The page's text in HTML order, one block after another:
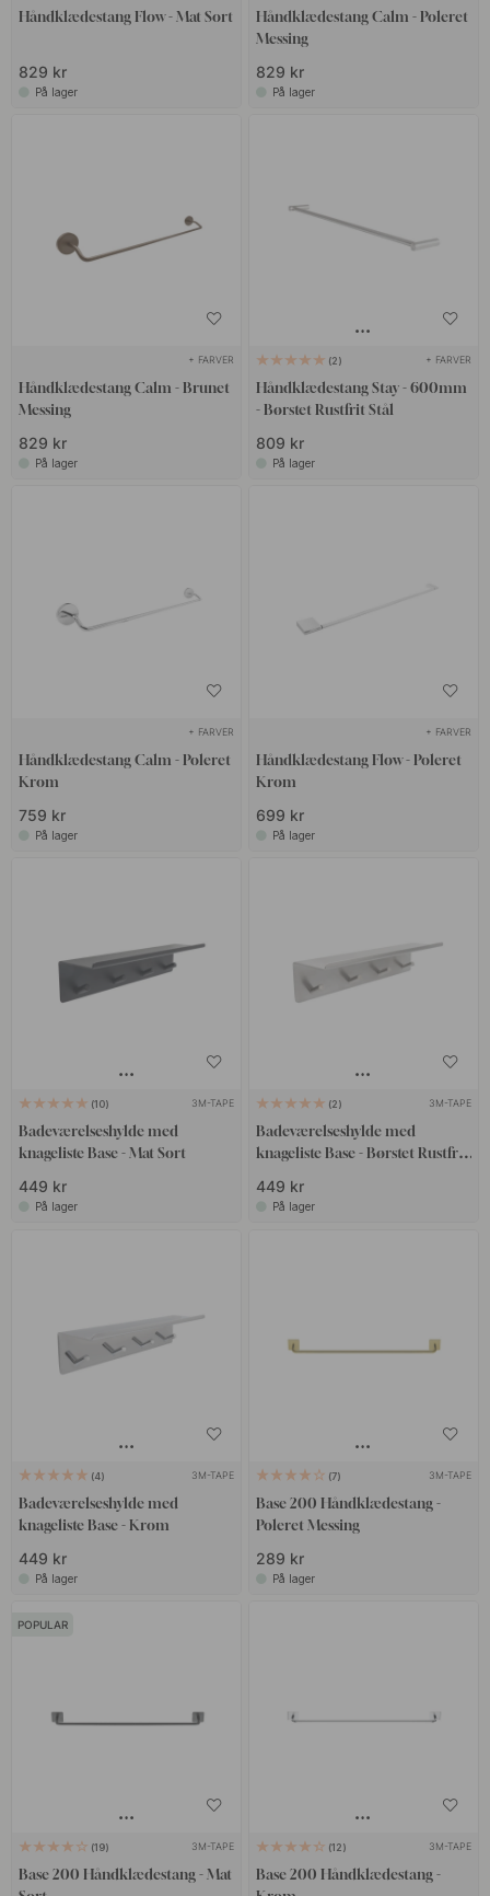
Håndklædestang Flow - Mat Sort
829 kr
På lager
Håndklædestang Calm - Poleret
Messing
829 kr
På lager
+ FARVER
Håndklædestang Calm - Brunet
Messing
829 kr
På lager
2 + FARVER
Håndklædestang Stay - 600mm
- Børstet Rustfrit Stål
809 kr
På lager
+ FARVER
Håndklædestang Calm - Poleret
Krom
759 kr
På lager
+ FARVER
Håndklædestang Flow - Poleret
Krom
699 kr
På lager
10 3M-TAPE
Badeværelseshylde med
knageliste Base - Mat Sort
449 kr
På lager
2 3M-TAPE
Badeværelseshylde med
knageliste Base - Børstet Rustfrit
449 kr
På lager
4 3M-TAPE
Badeværelseshylde med
knageliste Base - Krom
449 kr
På lager
7 3M-TAPE
Base 200 Håndklædestang -
Poleret Messing
289 kr
På lager
POPULAR
19 3M-TAPE
Base 200 Håndklædestang - Mat
12 3M-TAPE
Base 200 Håndklædestang -